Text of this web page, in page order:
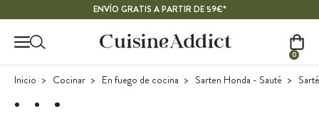
ENVÍO GRATIS A PARTIR DE 59€*
0
Inicio Cocinar En fuego de cocina Sarten Honda - Sauté